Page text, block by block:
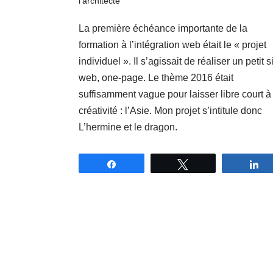
La première échéance importante de la
formation à l’intégration web était le « projet
individuel ». Il s’agissait de réaliser un petit
web, one-page. Le thème 2016 était
suffisamment vague pour laisser libre court à
créativité : l’Asie. Mon projet s’intitule donc
L’hermine et le dragon.